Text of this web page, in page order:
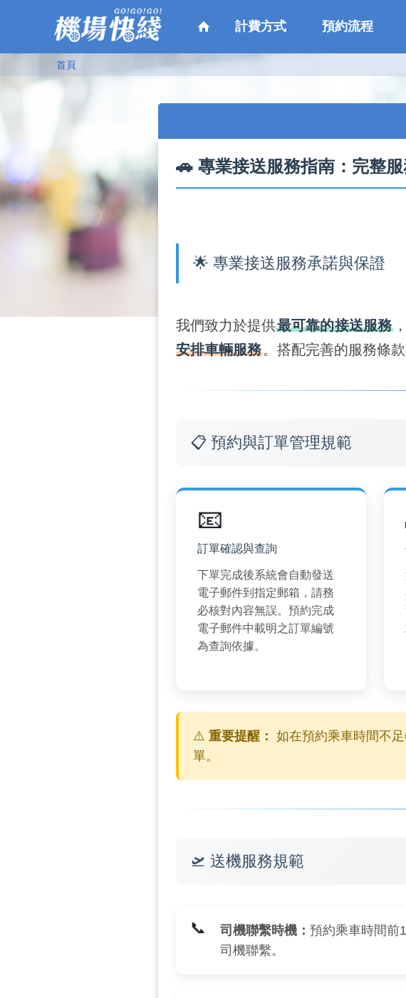
計費方式 預約流程
首頁
🚗 專業接送服務指南：完整
🌟 專業接送服務承諾與保證
我們致力於提供最可靠的接送服務
安排車輛服務。搭配完善的服務條
📋 預約與訂單管理規範
📧
訂單確認與查詢
下單完成後系統會自動發送
電子郵件到指定郵箱，請務
必核對內容無誤。預約完成
電子郵件中載明之訂單編號
為查詢依據。
⚠️ 重要提醒： 如在預約乘車時間不
單。
🛫 送機服務規範
📞 司機聯繫時機： 預約乘車時間前
司機聯繫。